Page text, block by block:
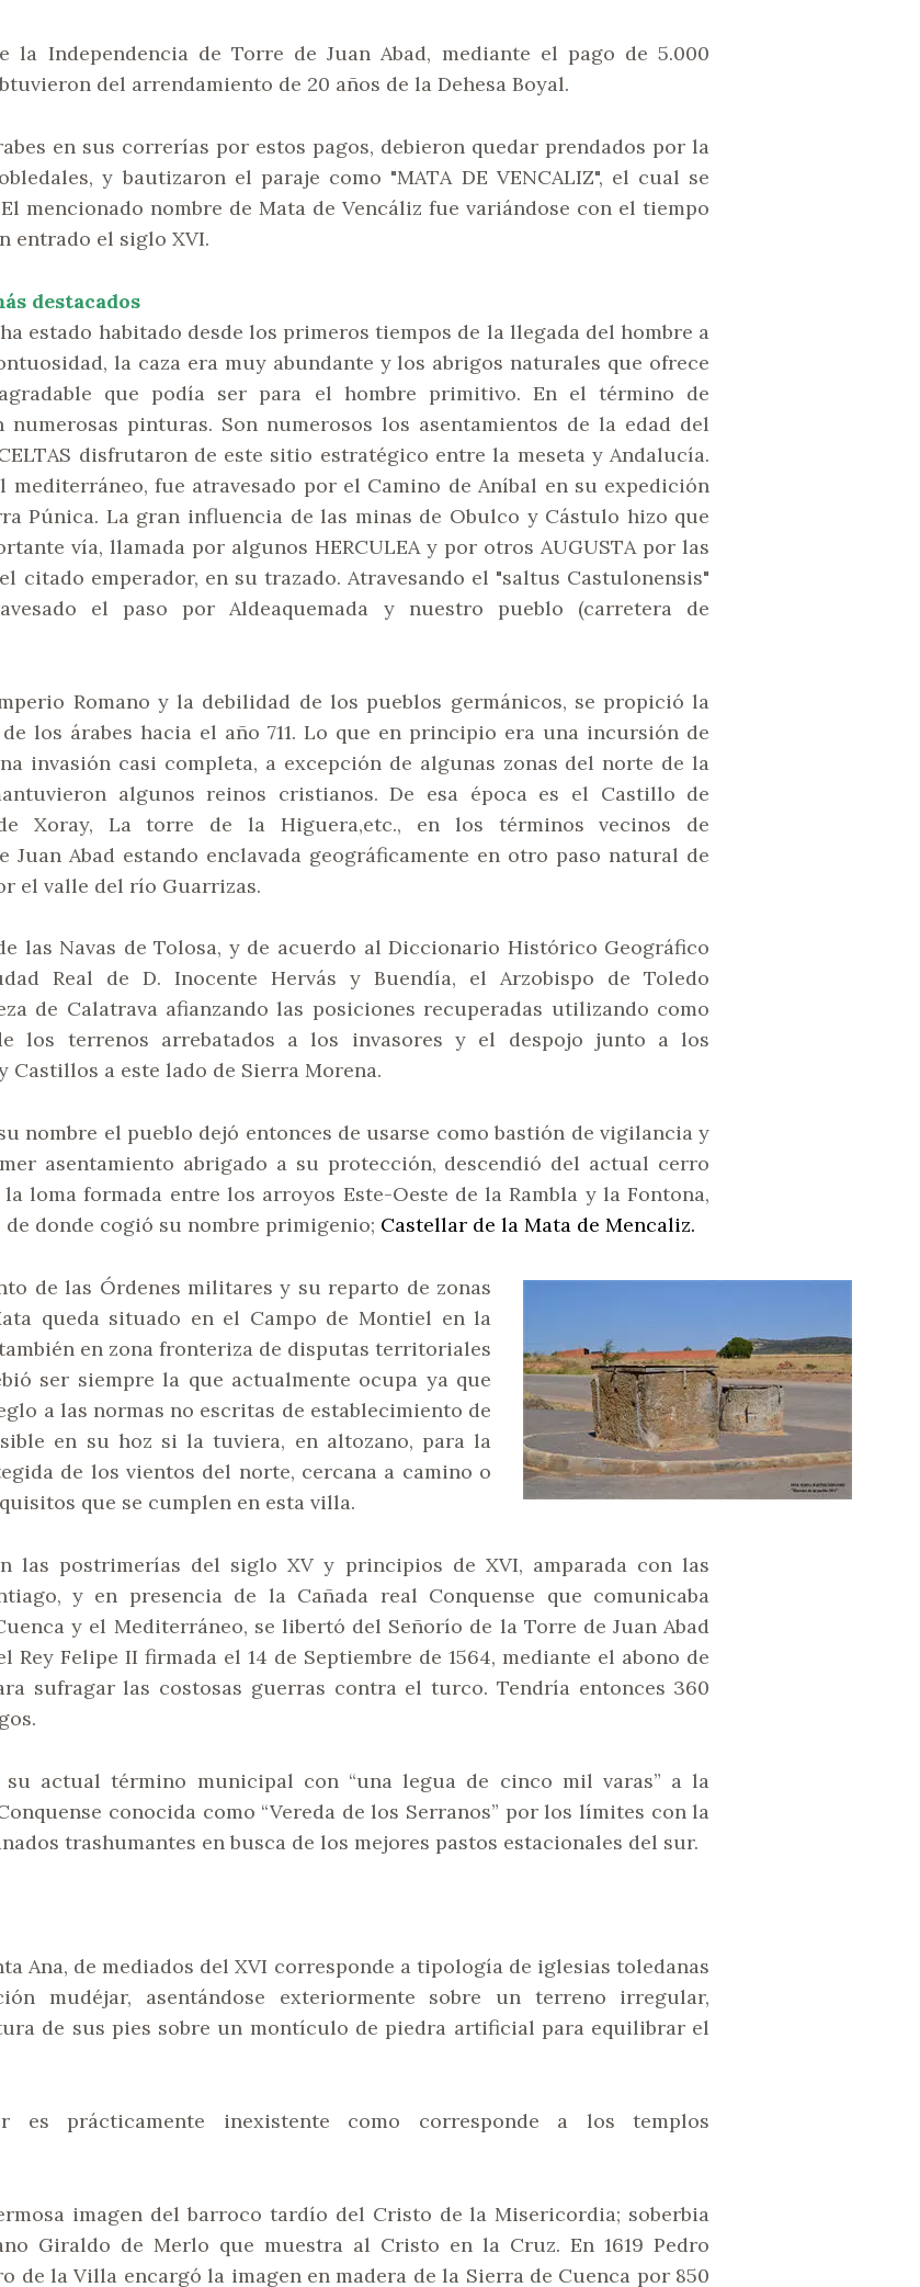
la Independencia de Torre de Juan Abad, mediante el pago de 5.000
del arrendamiento de 20 años de la Dehesa Boyal.
en sus correrías por estos pagos, debieron quedar prendados por la
y bautizaron el paraje como "MATA DE VENCALIZ", el cual se
El mencionado nombre de Mata de Vencáliz fue variándose con el tiempo
entrado el siglo XVI.
destacados
estado habitado desde los primeros tiempos de la llegada del hombre a
la caza era muy abundante y los abrigos naturales que ofrece
que podía ser para el hombre primitivo. En el término de
numerosas pinturas. Son numerosos los asentamientos de la edad del
disfrutaron de este sitio estratégico entre la meseta y Andalucía.
fue atravesado por el Camino de Aníbal en su expedición
Púnica. La gran influencia de las minas de Obulco y Cástulo hizo que
vía, llamada por algunos HERCULEA y por otros AUGUSTA por las
citado emperador, en su trazado. Atravesando el "saltus Castulonensis"
el paso por Aldeaquemada y nuestro pueblo (carretera de
Romano y la debilidad de los pueblos germánicos, se propició la
los árabes hacia el año 711. Lo que en principio era una incursión de
invasión casi completa, a excepción de algunas zonas del norte de la
algunos reinos cristianos. De esa época es el Castillo de
Xoray, La torre de la Higuera,etc., en los términos vecinos de
Juan Abad estando enclavada geográficamente en otro paso natural de
el valle del río Guarrizas.
las Navas de Tolosa, y de acuerdo al Diccionario Histórico Geográfico
Real de D. Inocente Hervás y Buendía, el Arzobispo de Toledo
de Calatrava afianzando las posiciones recuperadas utilizando como
los terrenos arrebatados a los invasores y el despojo junto a los
Castillos a este lado de Sierra Morena.
nombre el pueblo dejó entonces de usarse como bastión de vigilancia y
asentamiento abrigado a su protección, descendió del actual cerro
loma formada entre los arroyos Este-Oeste de la Rambla y la Fontona,
donde cogió su nombre primigenio; Castellar de la Mata de Mencaliz.
de las Órdenes militares y su reparto de zonas
queda situado en el Campo de Montiel en la
en zona fronteriza de disputas territoriales
ser siempre la que actualmente ocupa ya que
a las normas no escritas de establecimiento de
en su hoz si la tuviera, en altozano, para la
de los vientos del norte, cercana a camino o
que se cumplen en esta villa.
las postrimerías del siglo XV y principios de XVI, amparada con las
y en presencia de la Cañada real Conquense que comunicaba
y el Mediterráneo, se libertó del Señorío de la Torre de Juan Abad
Felipe II firmada el 14 de Septiembre de 1564, mediante el abono de
sufragar las costosas guerras contra el turco. Tendría entonces 360
actual término municipal con “una legua de cinco mil varas” a la
conocida como “Vereda de los Serranos” por los límites con la
trashumantes en busca de los mejores pastos estacionales del sur.
Ana, de mediados del XVI corresponde a tipología de iglesias toledanas
mudéjar, asentándose exteriormente sobre un terreno irregular,
de sus pies sobre un montículo de piedra artificial para equilibrar el
es prácticamente inexistente como corresponde a los templos
imagen del barroco tardío del Cristo de la Misericordia; soberbia
Giraldo de Merlo que muestra al Cristo en la Cruz. En 1619 Pedro
de la Villa encargó la imagen en madera de la Sierra de Cuenca por 850